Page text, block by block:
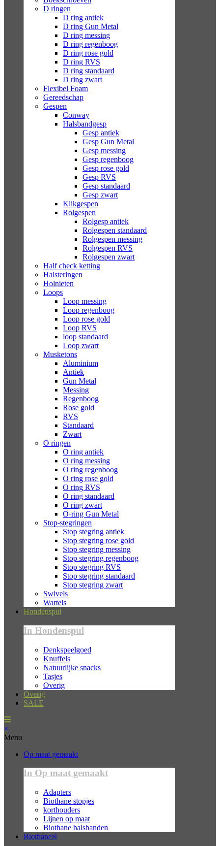
D ringen
D ring antiek
D ring Gun Metal
D ring messing
D ring regenboog
D ring rose gold
D ring RVS
D ring standaard
D ring zwart
Flexibel Foam
Gereedschap
Gespen
Conway
Halsbandgesp
Gesp antiek
Gesp Gun Metal
Gesp messing
Gesp regenboog
Gesp rose gold
Gesp RVS
Gesp standaard
Gesp zwart
Klikgespen
Rolgespen
Rolgesp antiek
Rolgespen standaard
Rolgespen messing
Rolgespen RVS
Rolgespen zwart
Half check ketting
Halsteringen
Holnieten
Loops
Loop messing
Loop regenboog
Loop rose gold
Loop RVS
loop standaard
Loop zwart
Musketons
Aluminium
Antiek
Gun Metal
Messing
Regenboog
Rose gold
RVS
Standaard
Zwart
O ringen
O ring antiek
O ring messing
O ring regenboog
O ring rose gold
O ring RVS
O ring standaard
O ring zwart
O-ring Gun Metal
Stop-stegringen
Stop stegring antiek
Stop stegring rose gold
Stop stegring messing
Stop stegring regenboog
Stop stegring RVS
Stop stegring standaard
Stop stegring zwart
Swivels
Wartels
Hondenspul
In Hondenspul
Denkspeelgoed
Knuffels
Natuurlijke snacks
Tasjes
Overig
Overig
SALE
×
Menu
Op maat gemaakt
In Op maat gemaakt
Adapters
Biothane stopjes
korthouders
Lijnen op maat
Biothane halsbanden
Biothane®